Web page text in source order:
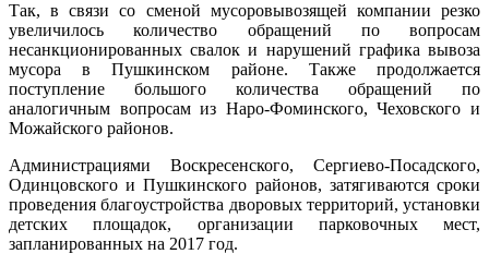
Так, в связи со сменой мусоровывозящей компании резко
увеличилось количество обращений по вопросам
несанкционированных свалок и нарушений графика вывоза
мусора в Пушкинском районе. Также продолжается
поступление большого количества обращений по
аналогичным вопросам из Наро-Фоминского, Чеховского и
Можайского районов.
Администрациями Воскресенского, Сергиево-Посадского,
Одинцовского и Пушкинского районов, затягиваются сроки
проведения благоустройства дворовых территорий, установки
детских площадок, организации парковочных мест,
запланированных на 2017 год.